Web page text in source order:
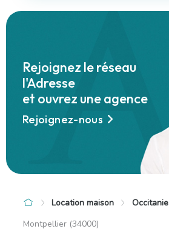
Rejoignez le réseau
l'Adresse
et ouvrez une agence
Rejoignez-nous
Location maison Occitanie
Montpellier (34000)